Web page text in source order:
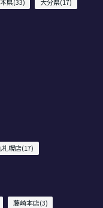
札幌店(17)
藤崎本店(3)